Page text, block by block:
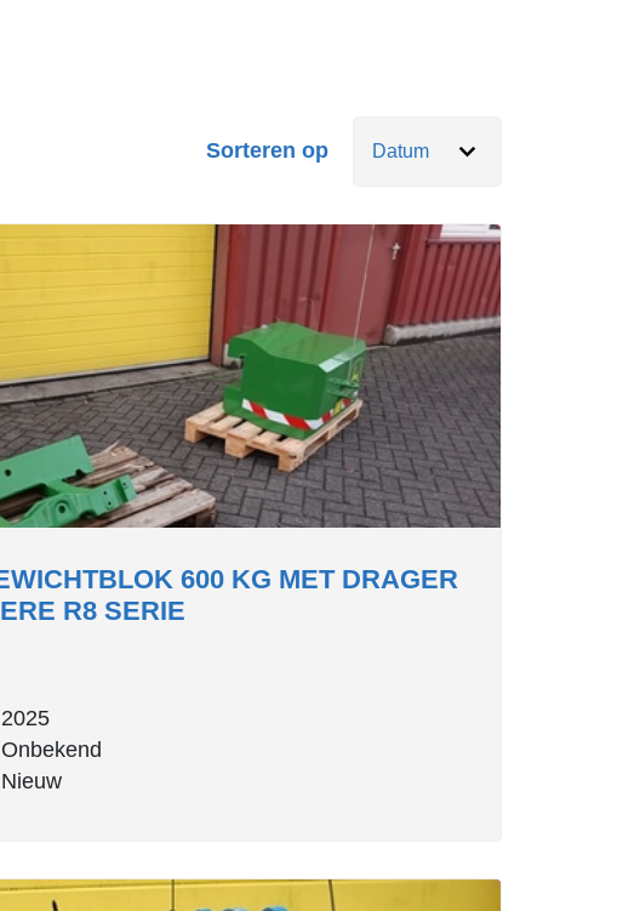
Sorteren op
600 KG MET DRAGER
R8 SERIE
2025
Onbekend
Nieuw